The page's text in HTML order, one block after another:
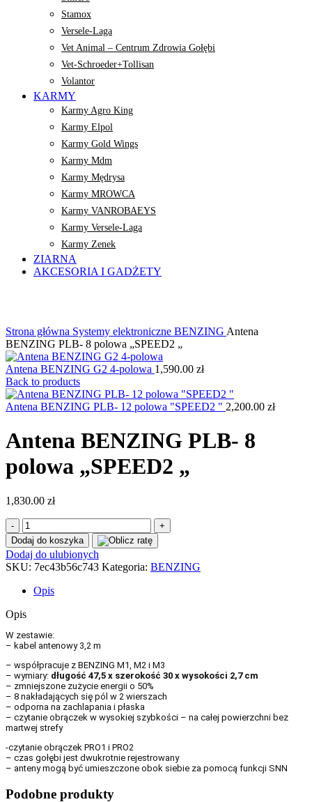
Stamox
Versele-Laga
Vet Animal – Centrum Zdrowia Gołębi
Vet-Schroeder+Tollisan
Volantor
KARMY
Karmy Agro King
Karmy Elpol
Karmy Gold Wings
Karmy Mdm
Karmy Mędrysa
Karmy MROWCA
Karmy VANROBAEYS
Karmy Versele-Laga
Karmy Zenek
ZIARNA
AKCESORIA I GADŻETY
Strona główna Systemy elektroniczne BENZING Antena
BENZING PLB- 8 polowa „SPEED2 „
Antena BENZING G2 4-polowa 1,590.00 zł
Back to products
Antena BENZING PLB- 12 polowa "SPEED2 " 2,200.00 zł
Antena BENZING PLB- 8
polowa „SPEED2 „
1,830.00 zł
ilość
Antena
BENZING
PLB-
8
polowa
"SPEED2
"
Dodaj do koszyka
Dodaj do ulubionych
SKU: 7ec43b56c743 Kategoria: BENZING
Opis
Opis
W zestawie:
– kabel antenowy 3,2 m
– współpracuje z BENZING M1, M2 i M3
– wymiary: długość 47,5 x szerokość 30 x wysokości 2,7 cm
– zmniejszone zużycie energii o 50%
– 8 nakładających się pól w 2 wierszach
– odporna na zachlapania i płaska
– czytanie obrączek w wysokiej szybkości – na całej powierzchni bez
martwej strefy
-czytanie obrączek PRO1 i PRO2
– czas gołębi jest dwukrotnie rejestrowany
– anteny mogą być umieszczone obok siebie za pomocą funkcji SNN
Podobne produkty